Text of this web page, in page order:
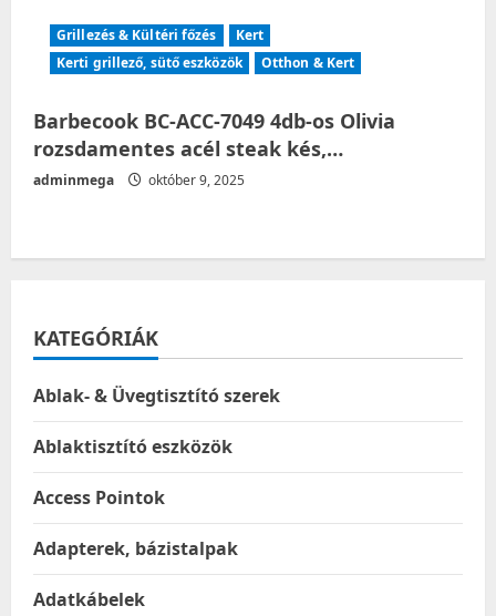
Grillezés & Kültéri főzés
Kert
Kerti grillező, sütő eszközök
Otthon & Kert
Barbecook BC-ACC-7049 4db-os Olivia
rozsdamentes acél steak kés,…
adminmega október 9, 2025
KATEGÓRIÁK
Ablak- & Üvegtisztító szerek
Ablaktisztító eszközök
Access Pointok
Adapterek, bázistalpak
Adatkábelek